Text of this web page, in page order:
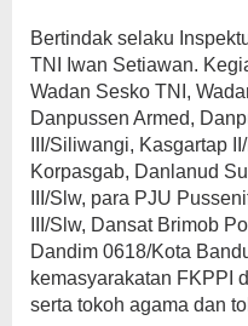
Bertindak selaku
TNI Iwan Setiawan.
Wadan Sesko TNI,
Danpussen Armed,
III/Siliwangi, Kasgartap
Korpasgab, Danlanud
III/Slw, para PJU
III/Slw, Dansat Brimob
Dandim 0618/Kota
kemasyarakatan FKPPI
serta tokoh agama dan